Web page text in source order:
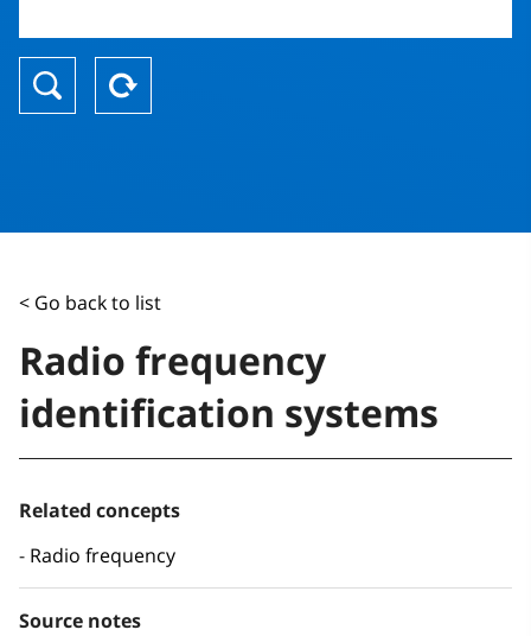
< Go back to list
Radio frequency
identification systems
Related concepts
Radio frequency
Source notes